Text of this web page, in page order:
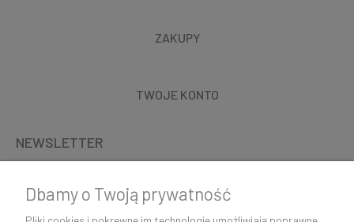
ZAKUPY
TWOJE KONTO
NEWSLETTER
Dbamy o Twoją prywatność